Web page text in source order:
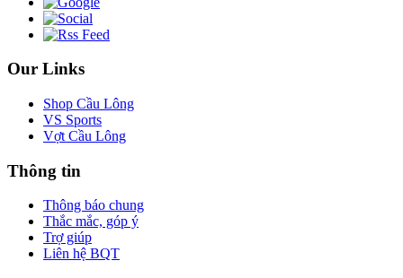
Our Links
Shop Cầu Lông
VS Sports
Vợt Cầu Lông
Thông tin
Thông báo chung
Thắc mắc, góp ý
Trợ giúp
Liên hệ BQT